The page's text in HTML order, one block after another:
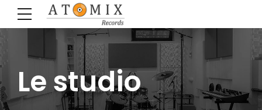
Le studio